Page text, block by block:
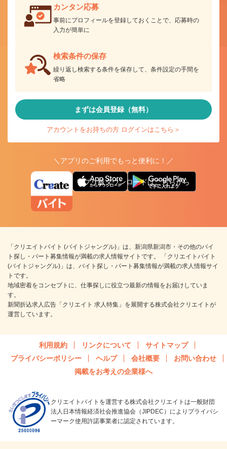
カンタン応募
事前にプロフィールを登録しておくことで、応募時の
入力が簡単に
検索条件の保存
繰り返し検索する条件を保存して、条件設定の手間を
省略
まずは会員登録（無料）
アカウントをお持ちの方 ログインはこちら＞
＼アプリのご利用でもっと便利に！／
アプリ版ダウンロードはこちらから
「クリエイトバイト (バイトジャングル)」は、新潟県新潟市・その他のバイ
ト探し・パート募集情報が満載の求人情報サイトです。 「クリエイトバイト
(バイトジャングル)」は、バイト探し・パート募集情報が満載の求人情報サイ
トです。
地域密着をコンセプトに、仕事探しに役立つ最新の情報をお届けしていま
す。
新聞折込求人広告「クリエイト 求人特集」を展開する株式会社クリエイトが
運営しています。
利用規約 リンクについて
サイトマップ
プライバシーポリシー
ヘルプ 会社概要
お問い合わせ
掲載をお考えの企業様へ
クリエイトバイトを運営する株式会社クリエイトは一般財団
法人日本情報経済社会推進協会（JIPDEC）によりプライバシ
ーマーク使用許諾事業者に認定されています。